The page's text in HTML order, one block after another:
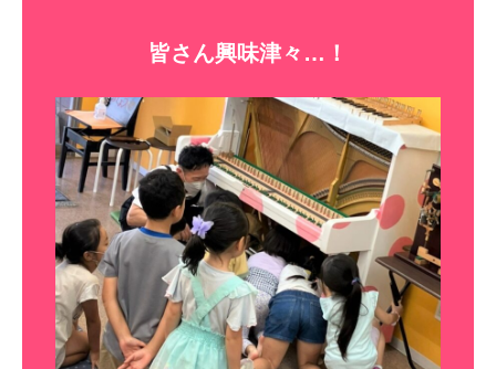
皆さん興味津々…！